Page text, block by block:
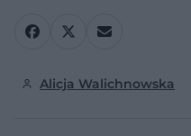
Alicja Walichnowska